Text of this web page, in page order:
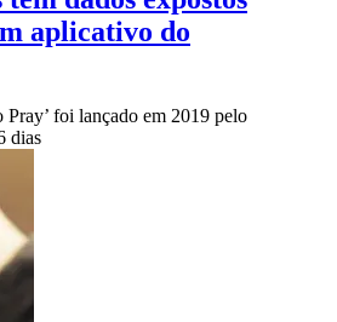
aplicativo do
foi lançado em 2019 pelo
dias